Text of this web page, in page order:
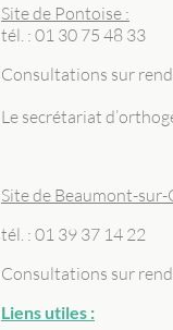
Site de Pontoise :
tél. : 01 30 75 48 33
Consultations sur
Le secrétariat
Site de Beaumont-sur-
tél. : 01 39 37 14 22
Consultations sur
Liens utiles :